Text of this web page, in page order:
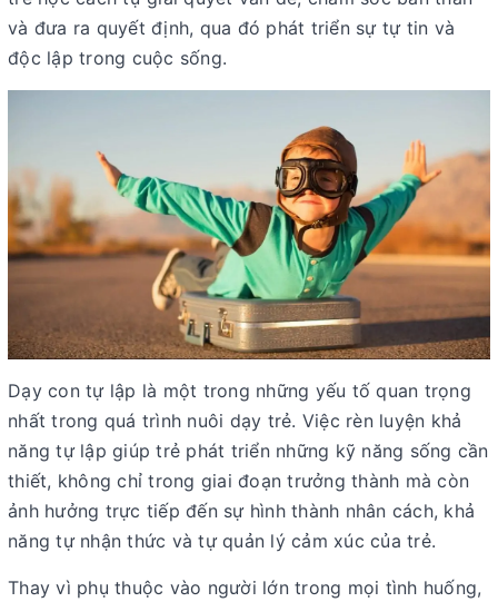
và đưa ra quyết định, qua đó phát triển sự tự tin và
độc lập trong cuộc sống.
Dạy con tự lập là một trong những yếu tố quan trọng
nhất trong quá trình nuôi dạy trẻ. Việc rèn luyện khả
năng tự lập giúp trẻ phát triển những kỹ năng sống cần
thiết, không chỉ trong giai đoạn trưởng thành mà còn
ảnh hưởng trực tiếp đến sự hình thành nhân cách, khả
năng tự nhận thức và tự quản lý cảm xúc của trẻ.
Thay vì phụ thuộc vào người lớn trong mọi tình huống,